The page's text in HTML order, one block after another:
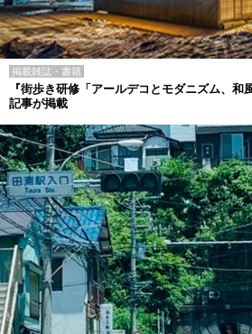
掲載雑誌・書籍
『街歩き研修「アールデコとモダニズム、和
記事が掲載